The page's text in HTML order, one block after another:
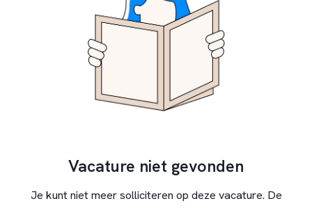
Vacature niet gevonden
Je kunt niet meer solliciteren op deze vacature. De